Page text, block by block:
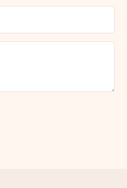
Ota yhteyttä asiakaspalveluun.
iDeal, Paypal, luottokortti,
että lahjasi ei ole sinun mielesi